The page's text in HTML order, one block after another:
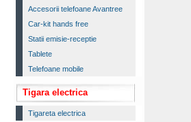
Accesorii telefoane Avantree
Car-kit hands free
Statii emisie-receptie
Tablete
Telefoane mobile
Tigara electrica
Tigareta electrica